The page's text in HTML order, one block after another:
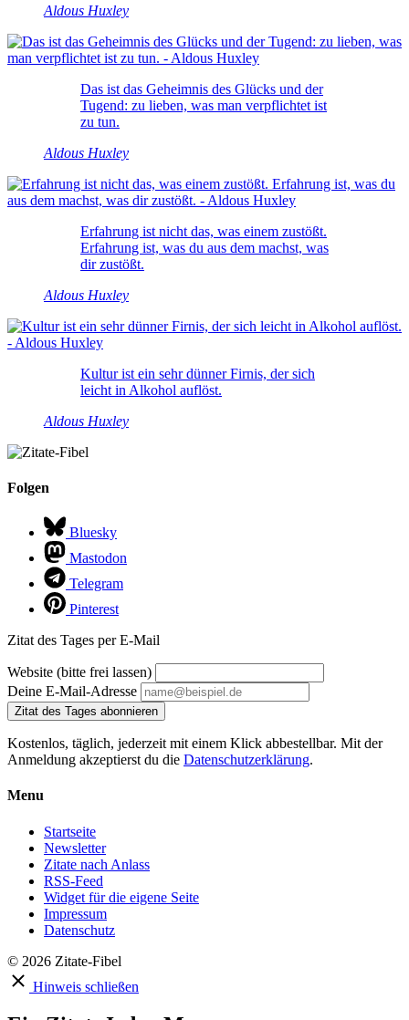
Aldous Huxley
Das ist das Geheimnis des Glücks und der
Tugend: zu lieben, was man verpflichtet ist
zu tun.
Aldous Huxley
Erfahrung ist nicht das, was einem zustößt.
Erfahrung ist, was du aus dem machst, was
dir zustößt.
Aldous Huxley
Kultur ist ein sehr dünner Firnis, der sich
leicht in Alkohol auflöst.
Aldous Huxley
Folgen
Bluesky
Mastodon
Telegram
Pinterest
Zitat des Tages per E-Mail
Website (bitte frei lassen)
Deine E-Mail-Adresse
Zitat des Tages abonnieren
Kostenlos, täglich, jederzeit mit einem Klick abbestellbar. Mit der
Anmeldung akzeptierst du die Datenschutzerklärung.
Menu
Startseite
Newsletter
Zitate nach Anlass
RSS-Feed
Widget für die eigene Seite
Impressum
Datenschutz
© 2026 Zitate-Fibel
Hinweis schließen